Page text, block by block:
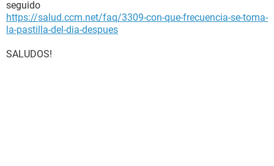
seguido
https://salud.ccm.net/faq/3309-con-que-frecuencia-se-toma-
la-pastilla-del-dia-despues
SALUDOS!